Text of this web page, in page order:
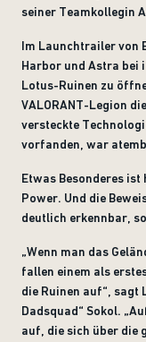
seiner Teamkollegin
Im Launchtrailer von
Harbor und Astra bei
Lotus-Ruinen zu
VALORANT-Legion
versteckte
vorfanden, war
Etwas Besonderes ist
Power. Und die
deutlich erkennbar,
„Wenn man das
fallen einem als
die Ruinen auf“, sagt
Dadsquad“ Sokol.
auf, die sich über die